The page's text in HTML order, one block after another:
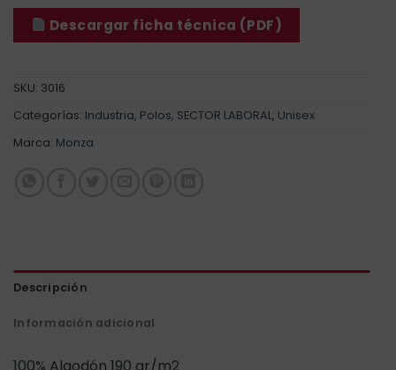
Descargar ficha técnica (PDF)
SKU: 3016
Categorías: Industria, Polos, SECTOR LABORAL, Unisex
Marca: Monza
Descripción
Información adicional